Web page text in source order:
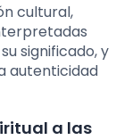
cultural,
significado, y
autenticidad
a las